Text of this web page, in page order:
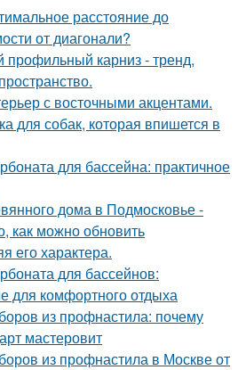
расстояние до
от диагонали?
карниз - тренд,
с восточными акцентами.
для собак, которая впишется в
для бассейна: практичное
дома в Подмосковье -
как можно обновить
его характера.
для бассейнов:
для комфортного отдыха
из профнастила: почему
мастеровит
из профнастила в Москве от